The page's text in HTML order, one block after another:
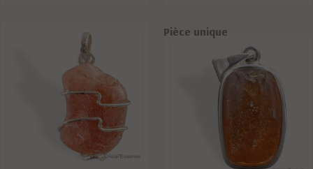
Pièce unique
Pièce unique